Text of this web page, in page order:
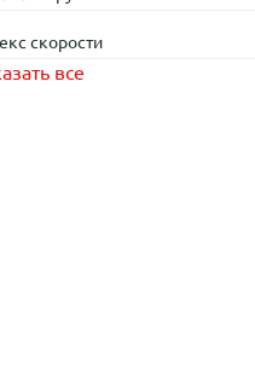
скорости
все